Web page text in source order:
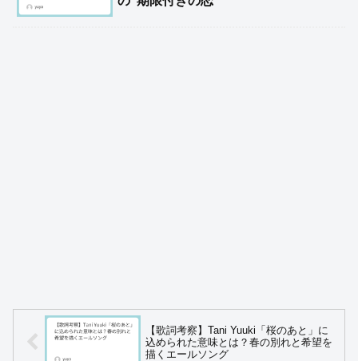
【歌詞考察】Tani Yuuki「桜のあと」に
込められた意味とは？春の別れと希望を
描くエールソング